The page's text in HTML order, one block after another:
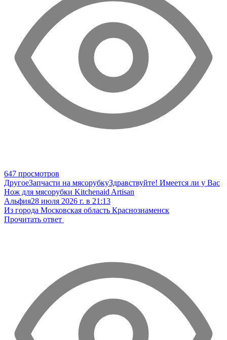
647 просмотров
ДругоеЗапчасти на мясорубкуЗдравствуйте! Имеется ли у Вас
Нож для мясорубки Kitchenaid Artisan
Альфия28 июля 2026 г. в 21:13
Из города Московская область Краснознаменск
Прочитать ответ